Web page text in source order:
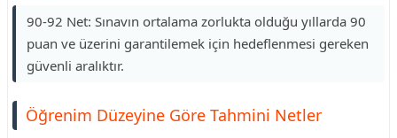
90-92 Net: Sınavın ortalama zorlukta olduğu yıllarda 90
puan ve üzerini garantilemek için hedeflenmesi gereken
güvenli aralıktır.
Öğrenim Düzeyine Göre Tahmini Netler